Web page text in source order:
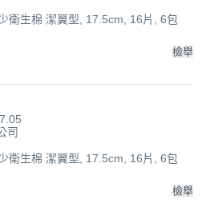
衛生棉 潔翼型, 17.5cm, 16片, 6包
檢舉
司
衛生棉 潔翼型, 17.5cm, 16片, 6包
檢舉